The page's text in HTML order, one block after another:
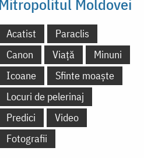
Acatist
Paraclis
Canon
Viață
Minuni
Icoane
Sfinte moaște
Locuri de pelerinaj
Predici
Video
Fotografii